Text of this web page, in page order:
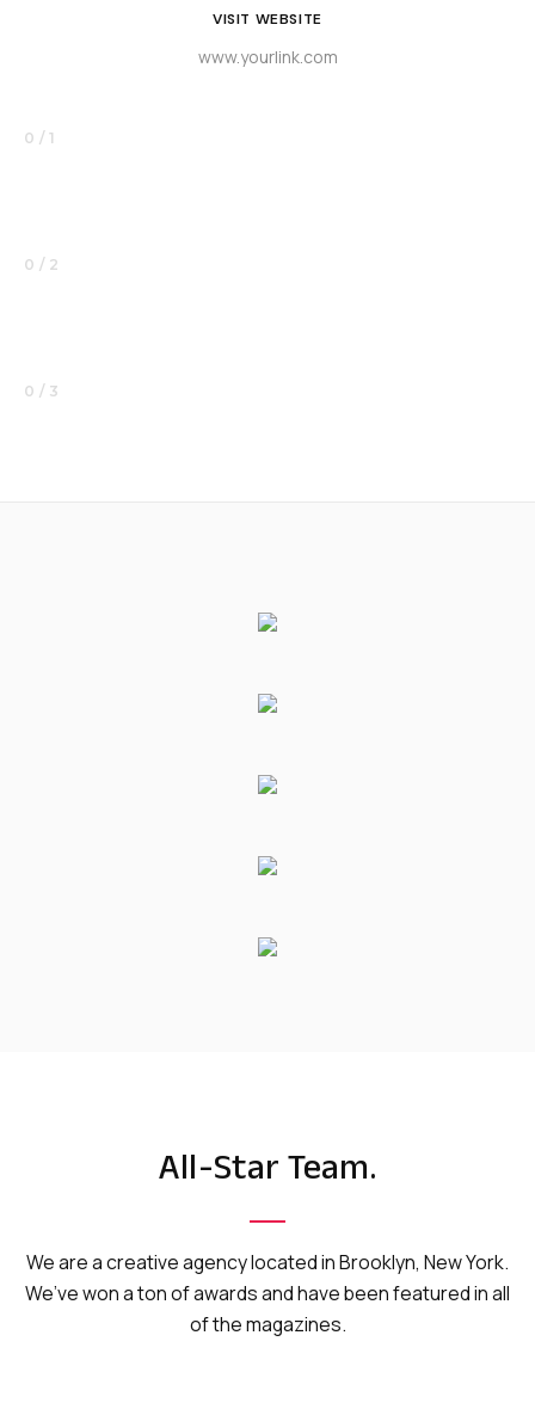
VISIT WEBSITE
www.yourlink.com
0 / 1
0 / 2
0 / 3
All-Star Team.
We are a creative agency located in Brooklyn, New York.
We’ve won a ton of awards and have been featured in all
of the magazines.